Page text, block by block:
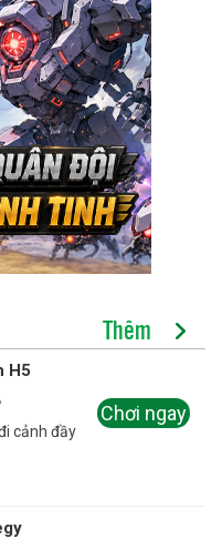
Thêm
H5
cảnh đầy
Chơi ngay